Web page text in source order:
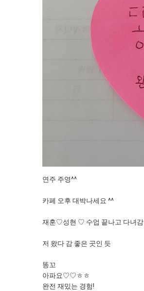
연주 주영^^
카페 오후 대박나세요 ^^
재훈♡성현 ♡ 수업 끝나고 다녀감
저 왔다 감 좋은 곳인 듯
똥꼬
아파요♡♡ㅎㅎ
완전 재밌는 경험!